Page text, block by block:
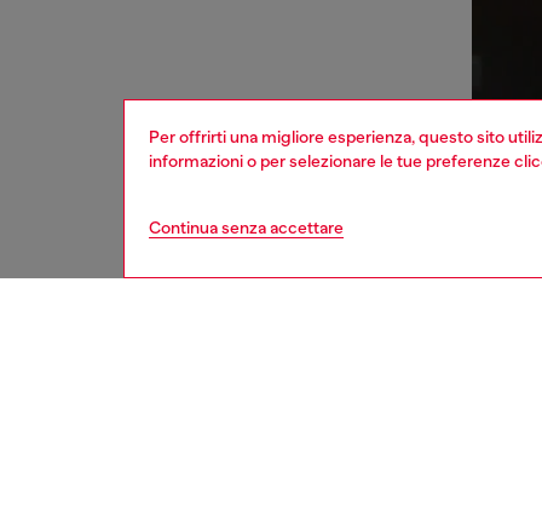
Per offrirti una migliore esperienza, questo sito
informazioni o per selezionare le tue preferenze
Continua senza accettare